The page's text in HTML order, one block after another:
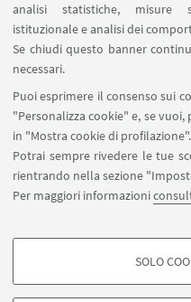
analisi statistiche, misure
istituzionale e analisi dei
Se chiudi questo banner
necessari.
Puoi esprimere il consenso sui
"Personalizza cookie" e, se
in "Mostra cookie di profilazione".
Potrai sempre rivedere le tue
rientrando nella sezione
Per maggiori informazioni
COOKIE DI PROFILAZIONE
SOLO
Area